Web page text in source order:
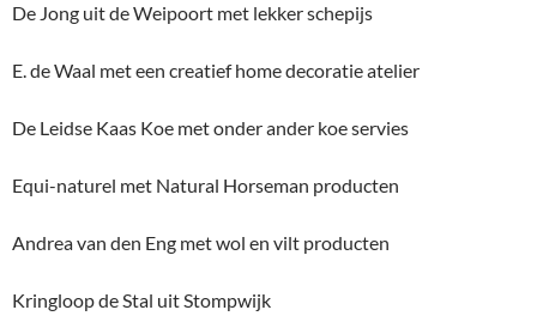
De Jong uit de Weipoort met lekker schepijs
E. de Waal met een creatief home decoratie atelier
De Leidse Kaas Koe met onder ander koe servies
Equi-naturel met Natural Horseman producten
Andrea van den Eng met wol en vilt producten
Kringloop de Stal uit Stompwijk